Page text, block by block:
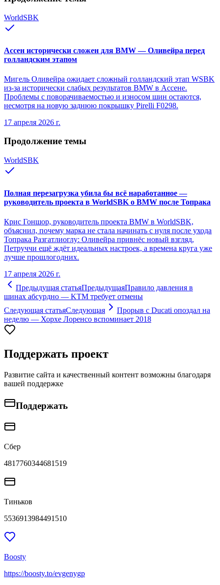
WorldSBK
Ассен исторически сложен для BMW — Оливейра перед
голландским этапом
Мигель Оливейра ожидает сложный голландский этап WSBK
из-за исторически слабых результатов BMW в Ассене.
Проблемы с поворачиваемостью и износом шин остаются,
несмотря на новую заднюю покрышку Pirelli F0298.
17 апреля 2026 г.
Продолжение темы
WorldSBK
Полная перезагрузка убила бы всё наработанное —
руководитель проекта в WorldSBK о BMW после Топрака
Крис Гоншор, руководитель проекта BMW в WorldSBK,
объяснил, почему марка не стала начинать с нуля после ухода
Топрака Разгатлиоглу: Оливейра привнёс новый взгляд,
Петруччи ещё ждёт идеальных настроек, а времена круга уже
лучше прошлогодних.
17 апреля 2026 г.
Предыдущая статьяПредыдущаяПравило давления в
шинах абсурдно — KTM требует отмены
Следующая статьяСледующая
Прорыв с Ducati опоздал на
неделю — Хорхе Лоренсо вспоминает 2018
Поддержать проект
Развитие сайта и качественный контент возможны благодаря
вашей поддержке
Поддержать
Сбер
4817760344681519
Тиньков
5536913984491510
Boosty
https://boosty.to/evgenygp